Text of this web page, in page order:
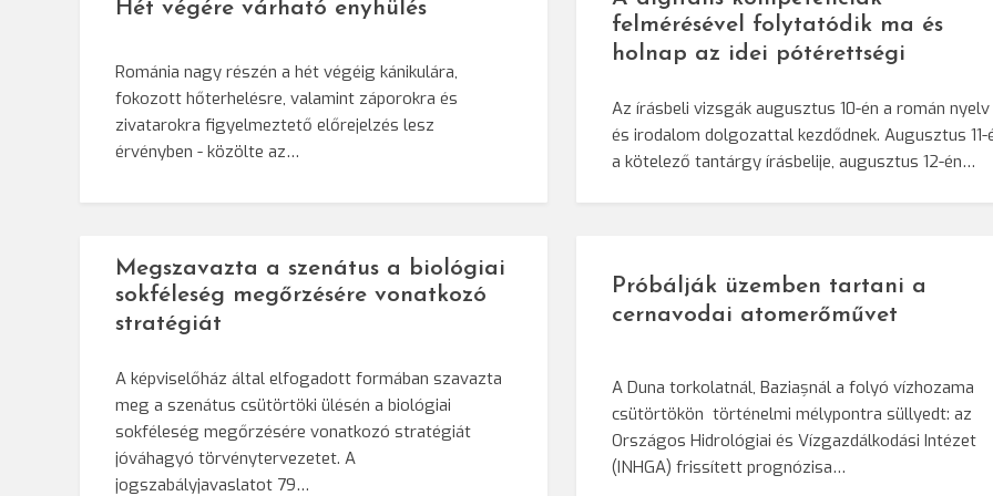
Hét végére várható enyhülés
Románia nagy részén a hét végéig kánikulára,
fokozott hőterhelésre, valamint záporokra és
zivatarokra figyelmeztető előrejelzés lesz
érvényben - közölte az…
felmérésével folytatódik ma és
holnap az idei pótérettségi
Az írásbeli vizsgák augusztus 10-én a román nyelv
és irodalom dolgozattal kezdődnek. Augusztus 11-
a kötelező tantárgy írásbelije, augusztus 12-én…
Megszavazta a szenátus a biológiai
sokféleség megőrzésére vonatkozó
stratégiát
A képviselőház által elfogadott formában szavazta
meg a szenátus csütörtöki ülésén a biológiai
sokféleség megőrzésére vonatkozó stratégiát
jóváhagyó törvénytervezetet. A
jogszabályjavaslatot 79…
Próbálják üzemben tartani a
cernavodai atomerőművet
A Duna torkolatnál, Baziașnál a folyó vízhozama
csütörtökön történelmi mélypontra süllyedt: az
Országos Hidrológiai és Vízgazdálkodási Intézet
(INHGA) frissített prognózisa…